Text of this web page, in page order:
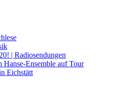
| Radiosendungen
Ensemble auf Tour
Eichstätt